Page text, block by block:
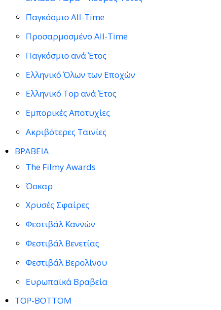
Παγκόσμιο All-Time
Προσαρμοσμένο All-Time
Παγκόσμιο ανά Έτος
Ελληνικό Όλων των Εποχών
Ελληνικό Top ανά Έτος
Εμπορικές Αποτυχίες
Ακριβότερες Ταινίες
ΒΡΑΒΕΙΑ
The Filmy Awards
Όσκαρ
Χρυσές Σφαίρες
Φεστιβάλ Καννών
Φεστιβάλ Βενετίας
Φεστιβάλ Βερολίνου
Ευρωπαϊκά Βραβεία
TOP-BOTTOM